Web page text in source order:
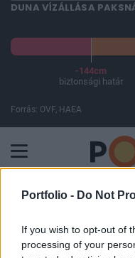
Portfolio - Do Not
If you wish to opt-out of
processing of your
DUNA VÍZÁLLÁSA
-144cm
biztonsági határ
Forrás: OVF, HAEA
ELŐFIZETŐI
Axelero: